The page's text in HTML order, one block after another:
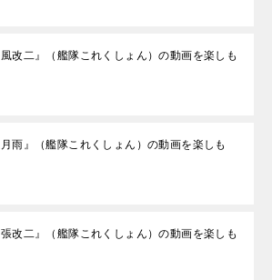
風改二』（艦隊これくしょん）の動画を楽しも
月雨』（艦隊これくしょん）の動画を楽しも
張改二』（艦隊これくしょん）の動画を楽しも